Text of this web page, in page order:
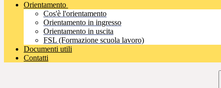
Orientamento
Cos'è l'orientamento
Orientamento in ingresso
Orientamento in uscita
FSL (Formazione scuola lavoro)
Documenti utili
Contatti